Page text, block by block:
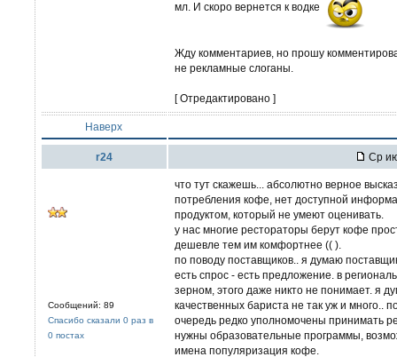
мл. И скоро вернется к водке
Жду комментариев, но прошу
не рекламные слоганы.
[ Отредактировано ]
Наверх
r24 Ср
Сообщений: 89
Спасибо сказали 0 раз в
0 постах
что тут скажешь... абсолютно верное
потребления кофе, нет доступной
продуктом, который не умеют оценивать.
у нас многие рестораторы берут кофе
дешевле тем им комфортнее (( ).
по поводу поставщиков.. я думаю
есть спрос - есть предложение. в
зерном, этого даже никто не понимает. я
качественных бариста не так уж и много..
очередь редко уполномочены принимать
нужны образовательные программы,
имена популяризация кофе.